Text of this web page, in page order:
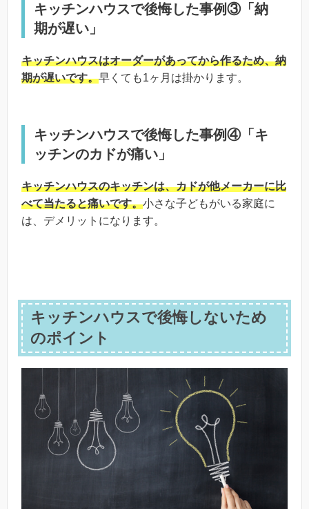
キッチンハウスで後悔した事例③「納
期が遅い」
キッチンハウスはオーダーがあってから作るため、納
期が遅いです。早くても1ヶ月は掛かります。
キッチンハウスで後悔した事例④「キ
ッチンのカドが痛い」
キッチンハウスのキッチンは、カドが他メーカーに比
べて当たると痛いです。小さな子どもがいる家庭に
は、デメリットになります。
キッチンハウスで後悔しないため
のポイント